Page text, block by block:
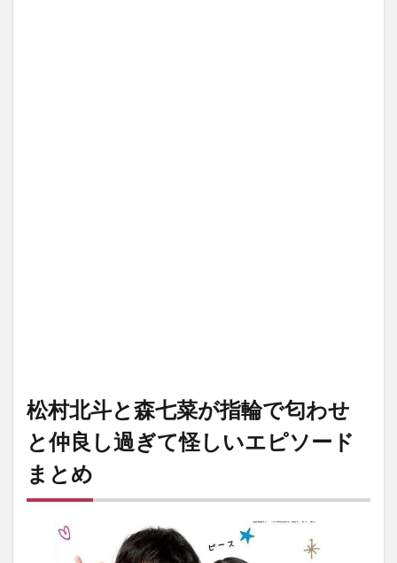
松村北斗と森七菜が指輪で匂わせ
と仲良し過ぎて怪しいエピソード
まとめ